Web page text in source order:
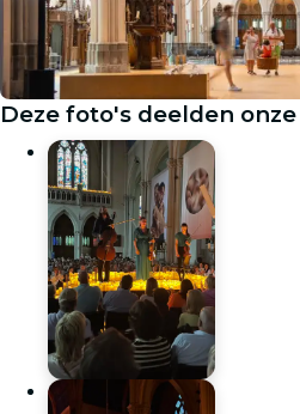
Galerij
Deze foto's deelden